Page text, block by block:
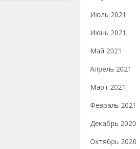
Июль 2021
Июнь 2021
Май 2021
Апрель 2021
Март 2021
Февраль 2021
Декабрь 2020
Октябрь 2020